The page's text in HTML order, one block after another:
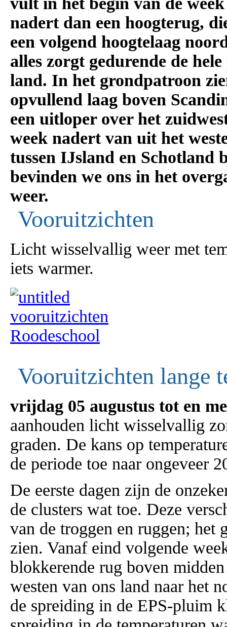
nadert dan een hoogterug,
een volgend hoogtelaag
alles zorgt gedurende de
land. In het grondpatroon
opvullend laag boven
een uitloper over het
week nadert van uit het
tussen IJsland en Schotland
bevinden we ons in het
weer.
Vooruitzichten
Licht wisselvallig weer met
iets warmer.
Vooruitzichten lange
vrijdag 05 augustus tot en
aanhouden licht wisselvallig
graden. De kans op
de periode toe naar ongeveer
De eerste dagen zijn de
de clusters wat toe. Deze
van de troggen en ruggen; het
zien. Vanaf eind volgende
blokkerende rug boven
westen van ons land naar het
de spreiding in de EPS-pluim